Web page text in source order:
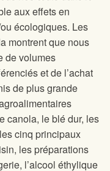
aux effets en
écologiques. Les
montrent que nous
de volumes
et de l’achat
de plus grande
canola, le blé dur, les
cinq principaux
les préparations
l’alcool éthylique